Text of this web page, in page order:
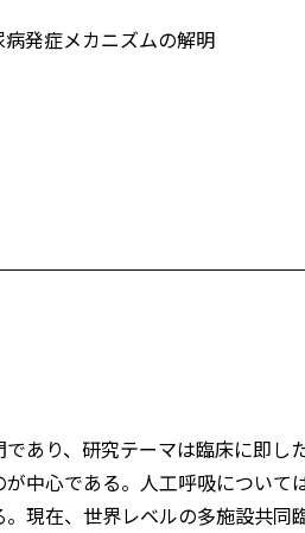
発症メカニズムの解明
あり、研究テーマは臨床に即し
中心である。人工呼吸について
現在、世界レベルの多施設共同